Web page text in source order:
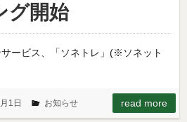
グ開始
ービス、「ソネトレ」(※ソネット
1日 お知らせ read more